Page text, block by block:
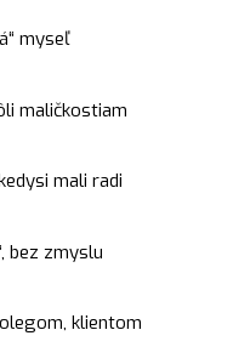
myseľ
maličkostiam
mali radi
bez zmyslu
klientom